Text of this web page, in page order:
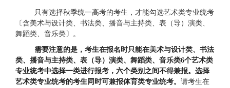
只有选择秋季统一高考的考生，才能勾选艺术类专业统考
〔含美术与设计类、书法类、播音与主持类、表（导）演类、
舞蹈类、音乐类〕。
需要注意的是，考生在报名时只能在美术与设计类、书法
类、播音与主持类、表（导）演类、舞蹈类、音乐类6个艺术类
专业统考中选择一类进行报考，六个类别之间不得兼报。选择
艺术类专业统考的考生同时可兼报体育类专业统考。 请考生在